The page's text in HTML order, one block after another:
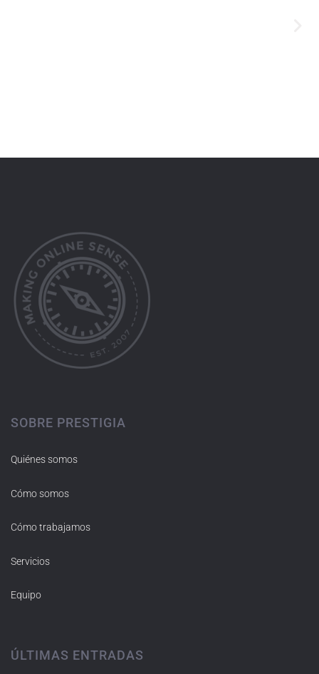
SOBRE PRESTIGIA
Quiénes somos
Cómo somos
Cómo trabajamos
Servicios
Equipo
ÚLTIMAS ENTRADAS